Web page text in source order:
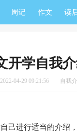
周记 作文 读
开学自我
04-29 09:21:56 自我
进行适当的介绍，